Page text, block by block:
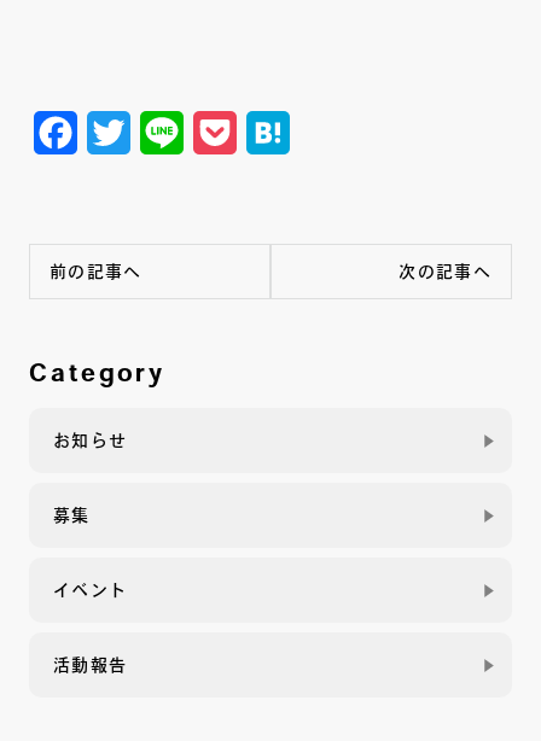
Facebook
TwitterLine Pocket
前の記事へ 次の記事へ
Category
お知らせ
募集
イベント
活動報告